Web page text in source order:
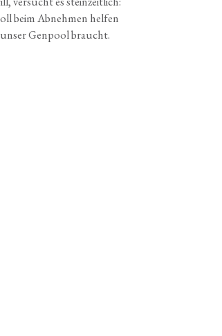
beim Abnehmen helfen
Genpool braucht.